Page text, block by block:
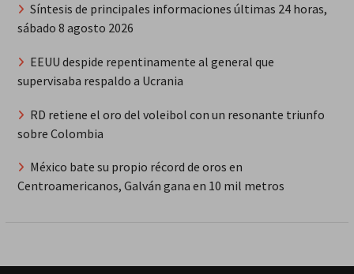
Síntesis de principales informaciones últimas 24 horas,
sábado 8 agosto 2026
EEUU despide repentinamente al general que
supervisaba respaldo a Ucrania
RD retiene el oro del voleibol con un resonante triunfo
sobre Colombia
México bate su propio récord de oros en
Centroamericanos, Galván gana en 10 mil metros